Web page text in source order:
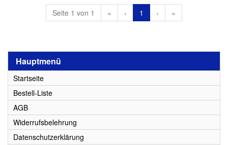
Seite 1 von 1 « ‹ 1 › »
Hauptmenü
Startseite
Bestell-Liste
AGB
Widerrufsbelehrung
Datenschutzerklärung